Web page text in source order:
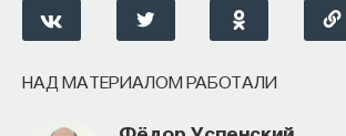
НАД МАТЕРИАЛОМ РАБОТАЛИ